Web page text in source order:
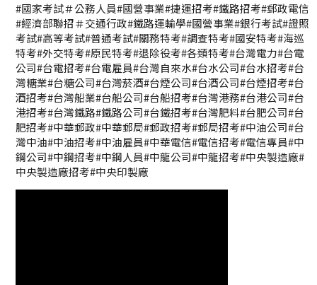
#國家考試＃公務人員#國營事業#捷運招考#鐵路招考#郵政電信
#經濟部聯招＃交通行政#鐵路運輸學#國營事業#銀行考試#證照
考試#高等考試#普通考試#關務特考#調查特考#國安特考#海巡
特考#外交特考#原民特考#退除役考#各類特考#台灣電力#台電
公司#台電招考#台電雇員#台灣自來水#台水公司#台水招考#台
灣糖業#台糖公司#台灣菸酒#台煙公司#台酒公司#台煙招考#台
酒招考#台灣船業#台船公司#台船招考#台灣港務#台港公司#台
港招考#台灣鐵路#鐵路公司#台鐵招考#台灣肥料#台肥公司#台
肥招考#中華郵政#中華郵局#郵政招考#郵局招考#中油公司#台
灣中油#中油招考#中油雇員#中華電信#電信招考#電信專員#中
鋼公司#中鋼招考#中鋼人員#中龍公司#中龍招考#中央製造廠#
中央製造廠招考#中央印製廠